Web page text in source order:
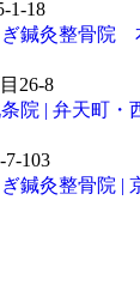
1-18
鍼灸整骨院
26-8
院 | 弁天町・
103
鍼灸整骨院 |